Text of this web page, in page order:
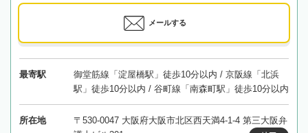
メールする
最寄駅
御堂筋線「淀屋橋駅」徒歩10分以内 / 京阪線「北浜
駅」徒歩10分以内 / 谷町線「南森町駅」徒歩10分以内
所在地
〒530-0047 大阪府大阪市北区西天満4-1-4 第三大阪弁